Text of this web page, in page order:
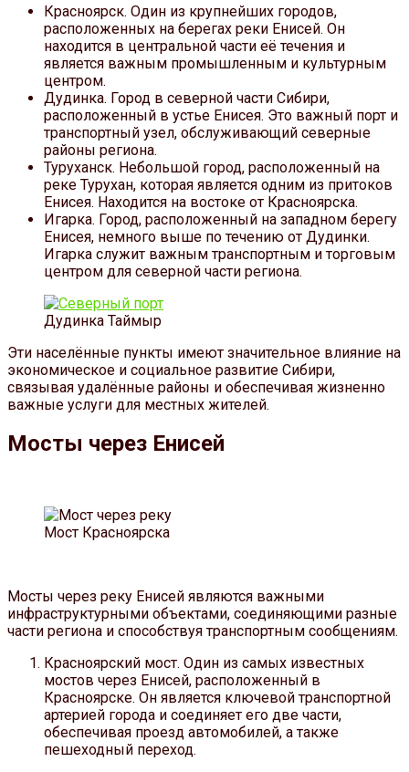
Красноярск. Один из крупнейших городов,
расположенных на берегах реки Енисей. Он
находится в центральной части её течения и
является важным промышленным и культурным
центром.
Дудинка. Город в северной части Сибири,
расположенный в устье Енисея. Это важный порт и
транспортный узел, обслуживающий северные
районы региона.
Туруханск. Небольшой город, расположенный на
реке Турухан, которая является одним из притоков
Енисея. Находится на востоке от Красноярска.
Игарка. Город, расположенный на западном берегу
Енисея, немного выше по течению от Дудинки.
Игарка служит важным транспортным и торговым
центром для северной части региона.
Дудинка Таймыр
Эти населённые пункты имеют значительное влияние на
экономическое и социальное развитие Сибири,
связывая удалённые районы и обеспечивая жизненно
важные услуги для местных жителей.
Мосты через Енисей
Мост Красноярска
Мосты через реку Енисей являются важными
инфраструктурными объектами, соединяющими разные
части региона и способствуя транспортным сообщениям.
Красноярский мост. Один из самых известных
мостов через Енисей, расположенный в
Красноярске. Он является ключевой транспортной
артерией города и соединяет его две части,
обеспечивая проезд автомобилей, а также
пешеходный переход.